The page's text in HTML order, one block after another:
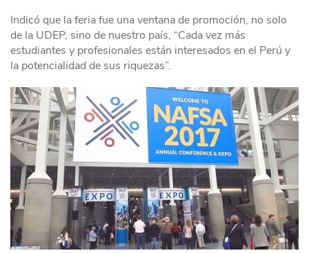
Indicó que la feria fue una ventana de promoción, no solo
de la UDEP, sino de nuestro país, “Cada vez más
estudiantes y profesionales están interesados en el Perú y
la potencialidad de sus riquezas”.